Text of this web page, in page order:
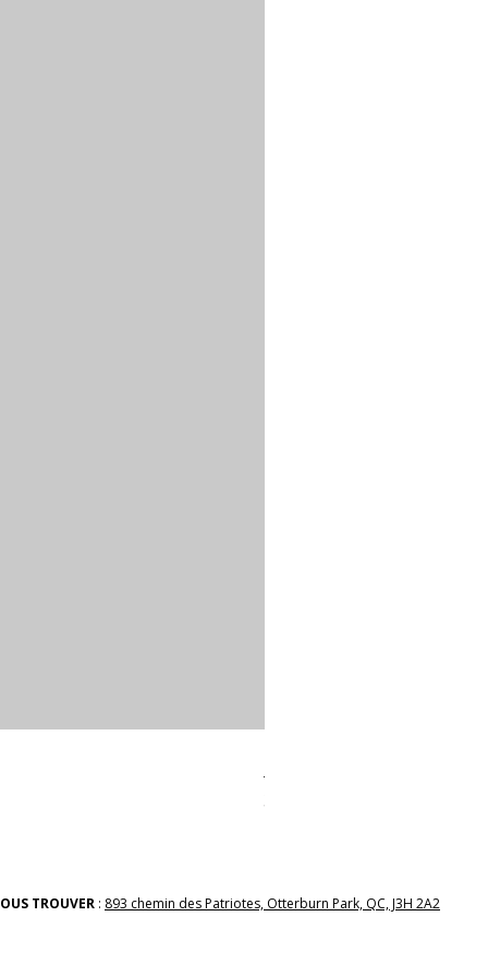
Prix
38,00 $
TROUVER : 893 chemin des Patriotes, Otterburn Park, QC, J3H 2A2